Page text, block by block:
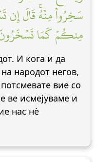
سَخِرُواْ مِنۡهُۚ قَالَ إِن
مِنكُمۡ كَمَا تَسۡخَرُونَ
И кога и да
народот негов,
вие со
ве исмејуваме и
нас нè